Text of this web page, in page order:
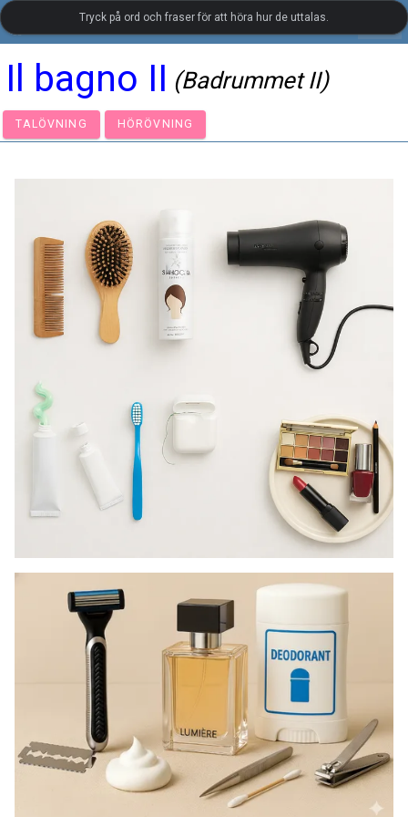
LanguageGuide.org•Italienskt visuellt ordförråd
Il bagno II (Badrummet II)
TALÖVNING HÖRÖVNING
Tryck på ord och fraser för att höra hur de uttalas.